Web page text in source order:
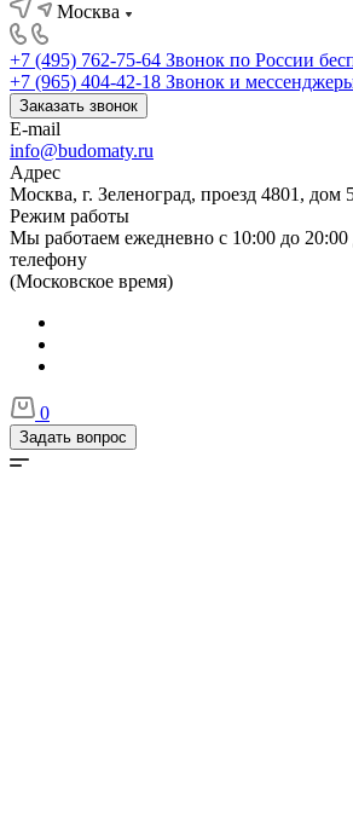
Москва
+7 (495) 762-75-64 Звонок по России
+7 (965) 404-42-18 Звонок и
Заказать звонок
E-mail
info@budomaty.ru
Адрес
Москва, г. Зеленоград, проезд 4801, дом
Режим работы
Мы работаем ежедневно с 10:00 до 20:00
телефону
(Московское время)
0
Задать вопрос